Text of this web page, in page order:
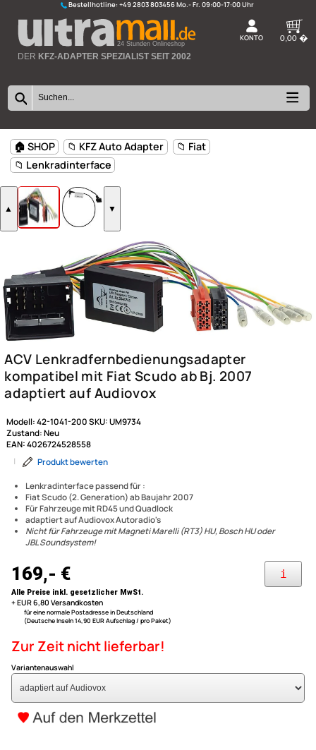
Bestellhotline:+49 2803 803456
24 Stunden Onlineshop
🏠 SHOP 📁 KFZ Auto Adapter
📁 Lenkradinterface
▲ ▼
ACV
kompatibel mit Fiat Scudo
adaptiert auf Audiovox
Lenkradinterface passend für :
Für Fahrzeuge mit RD45 und Quadlock
adaptiert auf Audiovox Autoradio's
Nicht für Fahrzeuge mit Magneti Marelli (RT3) HU, Bosch HU oder
JBL Soundsystem!
Modell: 42-1041-200SKU:
Zustand:Neu
EAN:4026724528558
|
Produkt bewerten
169,- €